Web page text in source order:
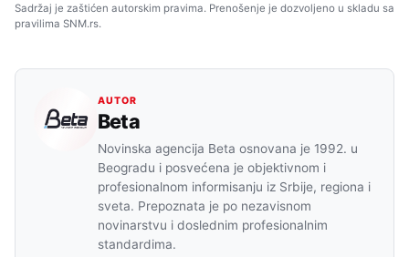
Sadržaj je zaštićen autorskim pravima. Prenošenje je dozvoljeno u skladu sa
pravilima SNM.rs.
AUTOR
Beta
Novinska agencija Beta osnovana je 1992. u
Beogradu i posvećena je objektivnom i
profesionalnom informisanju iz Srbije, regiona i
sveta. Prepoznata je po nezavisnom
novinarstvu i doslednim profesionalnim
standardima.